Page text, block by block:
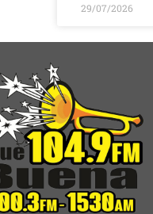
29/07/2026